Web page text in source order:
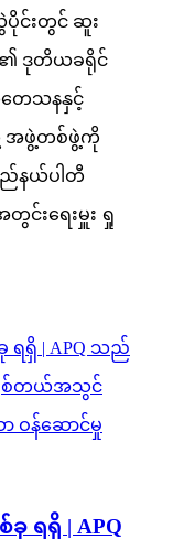
င်းတွင် ဆူး
၏ ဒုတိယခရိုင်
တေသနနှင့်
အဖွဲ့တစ်ဖွဲ့ကို
ည်နယ်ပါတီ
းရေးမှူး ရှု
ရရှိ | APQ